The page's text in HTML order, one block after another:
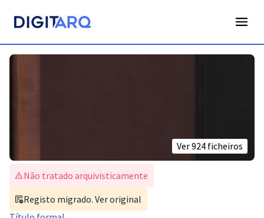
Não tratado arquivisticamente
Registo migrado. Ver original
Ver924 ficheiros